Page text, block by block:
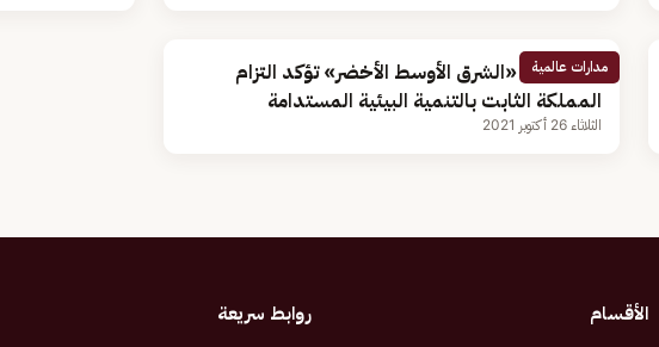
مدارات عالمية
أبو الغيط: «الشرق الأوسط الأخضر» تؤكد التزام
المملكة الثابت بالتنمية البيئية المستدامة
الثلاثاء 26 أكتوبر 2021
الأقسام روابط سريعة